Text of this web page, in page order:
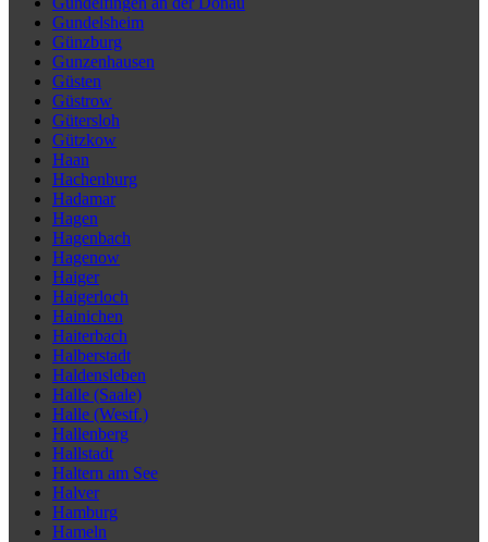
Gundelsheim
Günzburg
Gunzenhausen
Güsten
Güstrow
Gütersloh
Gützkow
Haan
Hachenburg
Hadamar
Hagen
Hagenbach
Hagenow
Haiger
Haigerloch
Hainichen
Haiterbach
Halberstadt
Haldensleben
Halle (Saale)
Halle (Westf.)
Hallenberg
Hallstadt
Haltern am See
Halver
Hamburg
Hameln